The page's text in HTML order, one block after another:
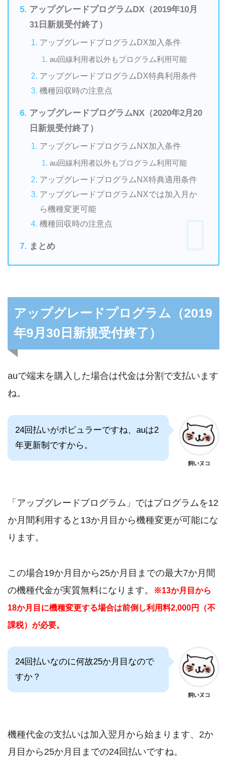
アップグレードプログラムDX（2019年10月
31日新規受付終了）
アップグレードプログラムDX加入条件
au回線利用者以外もプログラム利用可能
アップグレードプログラムDX特典利用条件
機種回収時の注意点
アップグレードプログラムNX（2020年2月20
日新規受付終了）
アップグレードプログラムNX加入条件
au回線利用者以外もプログラム利用可能
アップグレードプログラムNX特典適用条件
アップグレードプログラムNXでは加入月か
ら機種変更可能
機種回収時の注意点
まとめ
アップグレードプログラム（2019
年9月30日新規受付終了）
auで端末を購入した場合は代金は分割で支払います
ね。
24回払いがポピュラーですね、auは2
年更新制ですから。
飼いヌコ
「アップグレードプログラム」ではプログラムを12
か月間利用すると13か月目から機種変更が可能にな
ります。
この場合19か月目から25か月目までの最大7か月間
の機種代金が実質無料になります。
※13か月目から
18か月目に機種変更する場合は前倒し利用料2,000円（不
課税）が必要。
24回払いなのに何故25か月目なので
すか？
飼いヌコ
機種代金の支払いは加入翌月から始まります、2か
月目から25か月目までの24回払いですね。